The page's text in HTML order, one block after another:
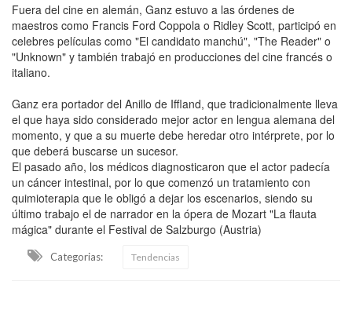
Fuera del cine en alemán, Ganz estuvo a las órdenes de
maestros como Francis Ford Coppola o Ridley Scott, participó en
celebres películas como "El candidato manchú", "The Reader" o
"Unknown" y también trabajó en producciones del cine francés o
italiano.
Ganz era portador del Anillo de Iffland, que tradicionalmente lleva
el que haya sido considerado mejor actor en lengua alemana del
momento, y que a su muerte debe heredar otro intérprete, por lo
que deberá buscarse un sucesor.
El pasado año, los médicos diagnosticaron que el actor padecía
un cáncer intestinal, por lo que comenzó un tratamiento con
quimioterapia que le obligó a dejar los escenarios, siendo su
último trabajo el de narrador en la ópera de Mozart "La flauta
mágica" durante el Festival de Salzburgo (Austria)
Categorias: Tendencias